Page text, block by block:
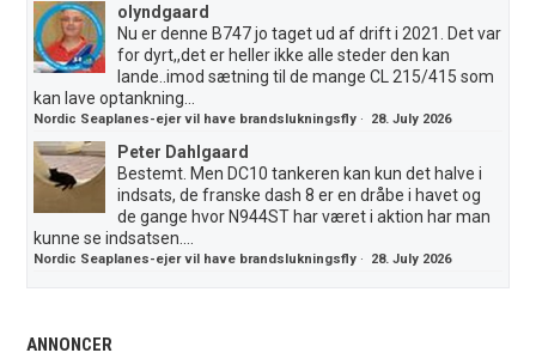
olyndgaard
Nu er denne B747 jo taget ud af drift i 2021. Det var
for dyrt,,det er heller ikke alle steder den kan
lande..imod sætning til de mange CL 215/415 som
kan lave optankning...
Nordic Seaplanes-ejer vil have brandslukningsfly · 28. July 2026
Peter Dahlgaard
Bestemt. Men DC10 tankeren kan kun det halve i
indsats, de franske dash 8 er en dråbe i havet og
de gange hvor N944ST har været i aktion har man
kunne se indsatsen....
Nordic Seaplanes-ejer vil have brandslukningsfly · 28. July 2026
ANNONCER